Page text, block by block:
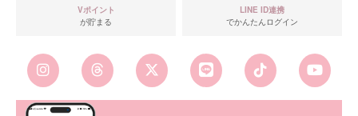
Vポイント
が貯まる
LINE ID連携
でかんたんログイン